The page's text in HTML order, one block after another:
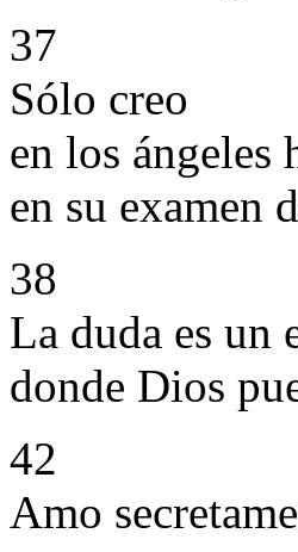
37
Sólo creo
en los ángeles
en su examen
38
La duda es un
donde Dios
42
Amo